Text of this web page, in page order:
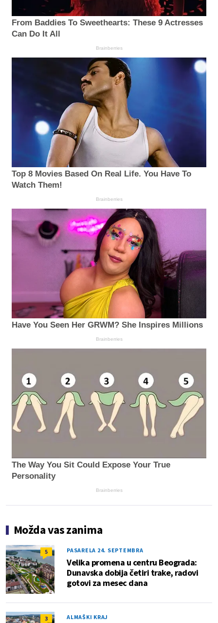
From Baddies To Sweethearts: These 9 Actresses
Can Do It All
Brainberries
Top 8 Movies Based On Real Life. You Have To
Watch Them!
Brainberries
Have You Seen Her GRWM? She Inspires Millions
Brainberries
The Way You Sit Could Expose Your True
Personality
Brainberries
Možda vas zanima
5 PASARELA 24. SEPTEMBRA
Velika promena u centru Beograda:
Dunavska dobija četiri trake, radovi
gotovi za mesec dana
3 ALMAŠKI KRAJ